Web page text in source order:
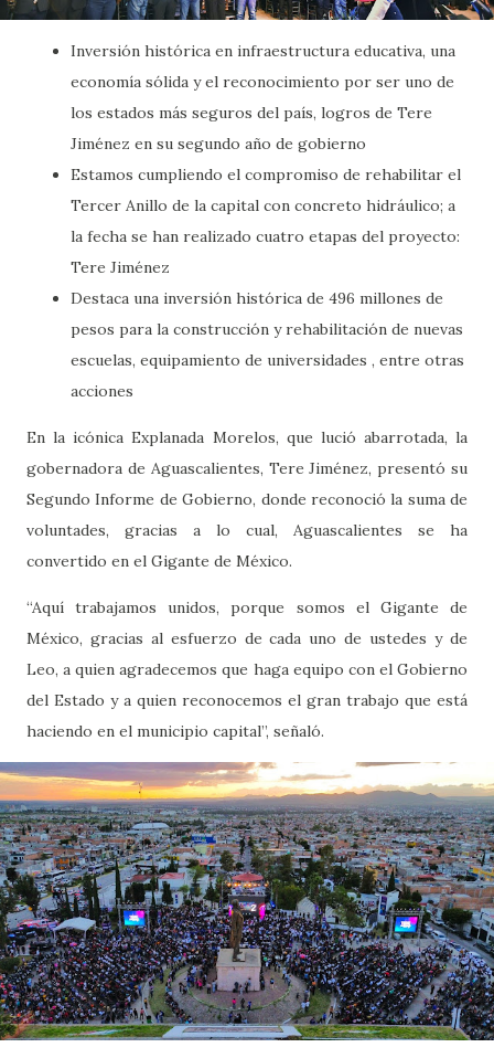
Inversión histórica en infraestructura educativa, una
economía sólida y el reconocimiento por ser uno de
los estados más seguros del país, logros de Tere
Jiménez en su segundo año de gobierno
Estamos cumpliendo el compromiso de rehabilitar el
Tercer Anillo de la capital con concreto hidráulico; a
la fecha se han realizado cuatro etapas del proyecto:
Tere Jiménez
Destaca una inversión histórica de 496 millones de
pesos para la construcción y rehabilitación de nuevas
escuelas, equipamiento de universidades , entre otras
acciones
En la icónica Explanada Morelos, que lució abarrotada, la
gobernadora de Aguascalientes, Tere Jiménez, presentó su
Segundo Informe de Gobierno, donde reconoció la suma de
voluntades, gracias a lo cual, Aguascalientes se ha
convertido en el Gigante de México.
“Aquí trabajamos unidos, porque somos el Gigante de
México, gracias al esfuerzo de cada uno de ustedes y de
Leo, a quien agradecemos que haga equipo con el Gobierno
del Estado y a quien reconocemos el gran trabajo que está
haciendo en el municipio capital”, señaló.